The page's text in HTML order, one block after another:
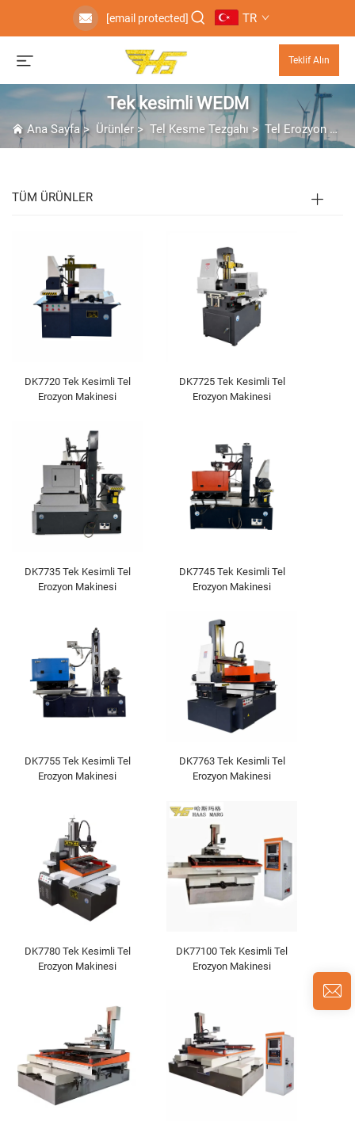
[email protected] TR
Teklif Alın
Tek kesimli WEDM
Ana Sayfa> Ürünler > Tel Kesme Tezgahı> Tel Erozyon Makinesi
TÜM ÜRÜNLER
DK7720 Tek Kesimli Tel
Erozyon Makinesi
DK7725 Tek Kesimli Tel
Erozyon Makinesi
DK7735 Tek Kesimli Tel
Erozyon Makinesi
DK7745 Tek Kesimli Tel
Erozyon Makinesi
DK7755 Tek Kesimli Tel
Erozyon Makinesi
DK7763 Tek Kesimli Tel
Erozyon Makinesi
DK7780 Tek Kesimli Tel
Erozyon Makinesi
DK77100 Tek Kesimli Tel
Erozyon Makinesi